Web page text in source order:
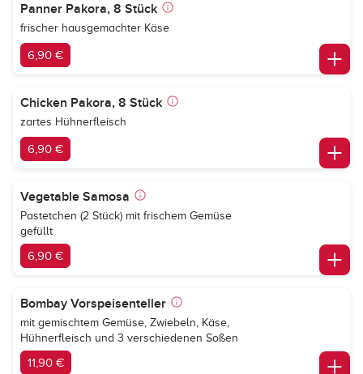
Panner Pakora, 8 Stück
frischer hausgemachter Käse
6,90 €
Chicken Pakora, 8 Stück
zartes Hühnerfleisch
6,90 €
Vegetable Samosa
Pastetchen (2 Stück) mit frischem Gemüse
gefüllt
6,90 €
Bombay Vorspeisenteller
mit gemischtem Gemüse, Zwiebeln, Käse,
Hühnerfleisch und 3 verschiedenen Soßen
11,90 €